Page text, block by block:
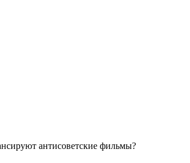
антисоветские фильмы?